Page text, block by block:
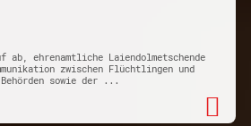
ehrenamtliche Laiendolmetschende
zwischen Flüchtlingen und
sowie der ...